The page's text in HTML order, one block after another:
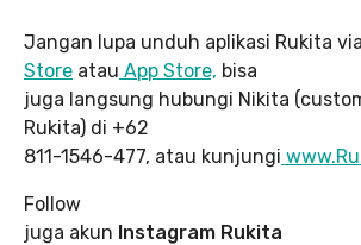
Jangan lupa unduh aplikasi Rukita via
Store atau App Store, bisa
juga langsung hubungi Nikita
Rukita) di +62
811-1546-477, atau kunjungi
Follow
juga akun Instagram Rukita